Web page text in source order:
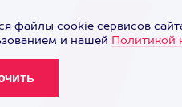
файлы cookie сервисов
и нашей Политикой